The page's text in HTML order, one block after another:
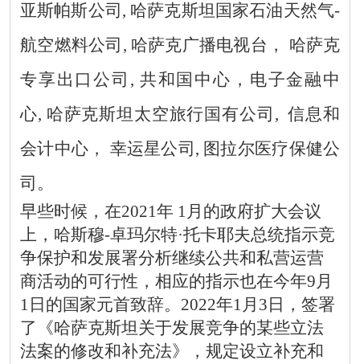
亚斯帕斯公司 , 哈萨克斯坦 国家石油天然气-
航空燃料公司 , 哈萨克广播电视台 ， 哈萨克
专享出口公司 , 共和国中心， 电子金融中
心, 哈萨克斯坦 太空旅行国有公司 , 信息和
会计中心，
幸运星公司 , 图拉尔医疗保健公
司 。
早些时候，在2021年 1月的政府扩大会议
上， 哈斯穆-卓玛尔特·托卡耶夫总统指示竞
争保护和发展署分析继续公共和私营运营
商活动的可行性，相应的指示也在今年9月
1 日的国家元首致辞。 2022年1月 3 日，签署
了《哈萨克斯坦关于发展竞争的某些立法
法案的修改和补充法》，规定设立补充和